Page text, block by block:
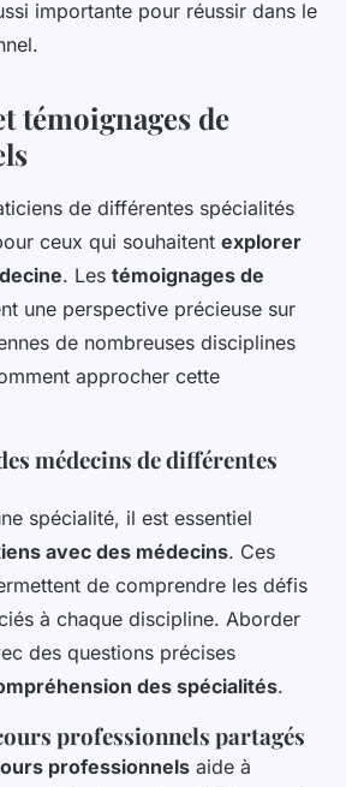
importante pour réussir dans le
témoignages de
de différentes spécialités
ceux qui souhaitent explorer
. Les témoignages de
une perspective précieuse sur
de nombreuses disciplines
approcher cette
médecins de différentes
spécialité, il est essentiel
avec des médecins. Ces
de comprendre les défis
à chaque discipline. Aborder
des questions précises
des spécialités.
professionnels partagés
professionnels aide à